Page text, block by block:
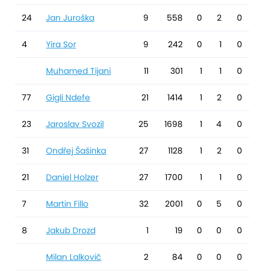
24 Jan Juroška 9 558 0 2 0
4 Yira Sor 9 242 0 1 0
Muhamed Tijani 11 301 1 1 0
77 Gigli Ndefe 21 1414 1 2 0
23 Jaroslav Svozil 25 1698 1 4 0
31 Ondřej Šašinka 27 1128 1 2 0
21 Daniel Holzer 27 1700 1 1 0
7 Martin Fillo 32 2001 0 5 0
8 Jakub Drozd 1 19 0 0 0
Milan Lalkovič 2 84 0 0 0